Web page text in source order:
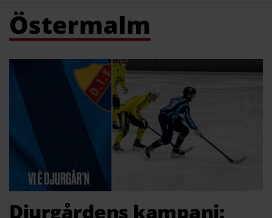
Östermalm
Djurgårdens kampanj: